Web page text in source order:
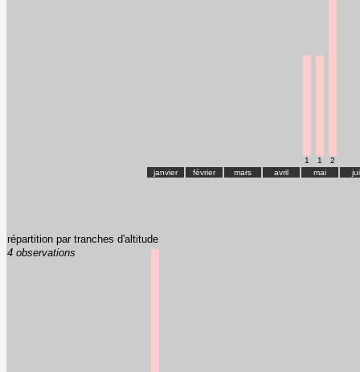
1 1
2
janvier
février mars avril mai
répartition par tranches d'altitude
4 observations